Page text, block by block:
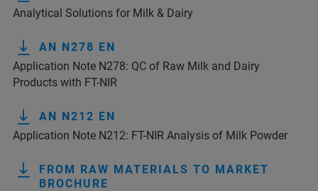
Analytical Solutions for Milk & Dairy
AN N278 EN
Application Note N278: QC of Raw Milk and Dairy
Products with FT-NIR
AN N212 EN
Application Note N212: FT-NIR Analysis of Milk Powder
FROM RAW MATERIALS TO MARKET
BROCHURE